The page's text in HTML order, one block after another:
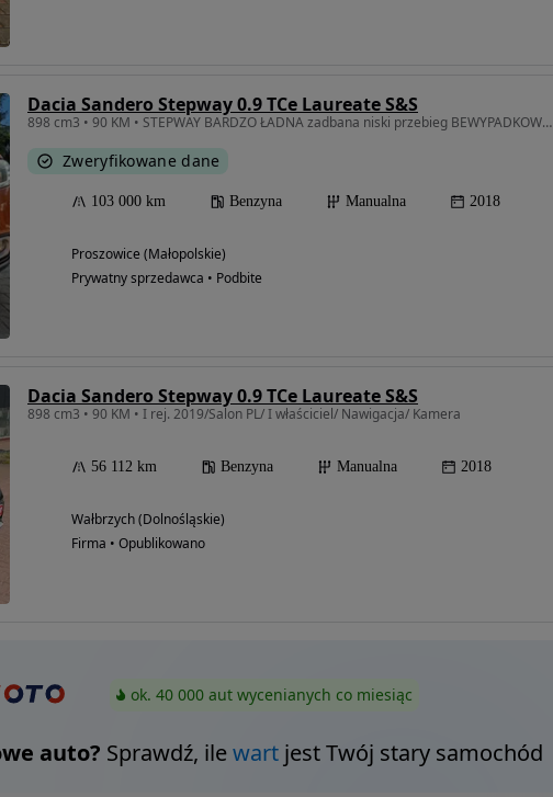
Dacia Sandero Stepway 0.9 TCe Laureate S&S
898 cm3 • 90 KM • STEPWAY BARDZO ŁADNA zadbana niski przebieg BEWYPADKOWA salon PL
Zweryfikowane dane
103 000 km Benzyna Manualna 2018
Proszowice (Małopolskie)
Prywatny sprzedawca • Podbite
Dacia Sandero Stepway 0.9 TCe Laureate S&S
898 cm3 • 90 KM • I rej. 2019/Salon PL/ I właściciel/ Nawigacja/ Kamera
56 112 km Benzyna Manualna 2018
Wałbrzych (Dolnośląskie)
Firma • Opublikowano
ok. 40 000 aut wycenianych co miesiąc
auto? Sprawdź, ilewartjest Twój stary samochód